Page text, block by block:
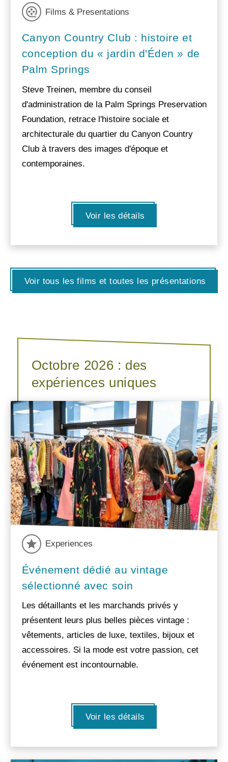
Films & Presentations
Canyon Country Club : histoire et
conception du « jardin d'Éden » de
Palm Springs
Steve Treinen, membre du conseil
d'administration de la Palm Springs Preservation
Foundation, retrace l'histoire sociale et
architecturale du quartier du Canyon Country
Club à travers des images d'époque et
contemporaines.
Voir les détails
Voir tous les films et toutes les présentations
Octobre 2026 : des
expériences uniques
Experiences
Événement dédié au vintage
sélectionné avec soin
Les détaillants et les marchands privés y
présentent leurs plus belles pièces vintage :
vêtements, articles de luxe, textiles, bijoux et
accessoires. Si la mode est votre passion, cet
événement est incontournable.
Voir les détails